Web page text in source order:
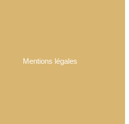
Mentions légales